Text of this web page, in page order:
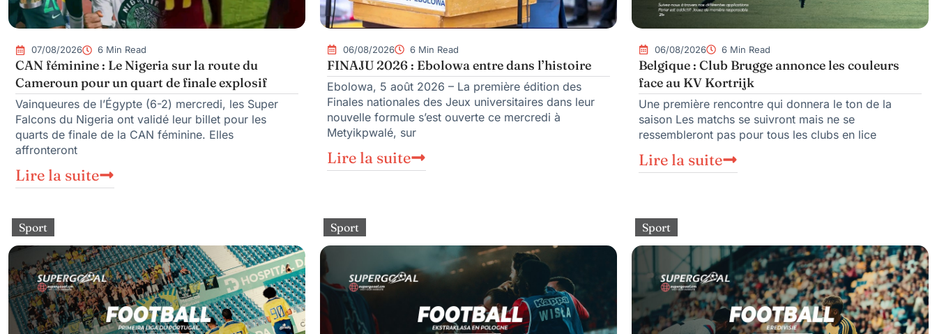
07/08/2026 6 Min Read
CAN féminine : Le Nigeria sur la route du
Cameroun pour un quart de finale explosif
Vainqueures de l’Égypte (6-2) mercredi, les Super
Falcons du Nigeria ont validé leur billet pour les
quarts de finale de la CAN féminine. Elles
affronteront
Lire la suite
06/08/2026 6 Min Read
FINAJU 2026 : Ebolowa entre dans l’histoire
Ebolowa, 5 août 2026 – La première édition des
Finales nationales des Jeux universitaires dans leur
nouvelle formule s’est ouverte ce mercredi à
Metyikpwalé, sur
Lire la suite
06/08/2026 6 Min Read
Belgique : Club Brugge annonce les couleurs
face au KV Kortrijk
Une première rencontre qui donnera le ton de la
saison Les matchs se suivront mais ne se
ressembleront pas pour tous les clubs en lice
Lire la suite
Sport Sport Sport